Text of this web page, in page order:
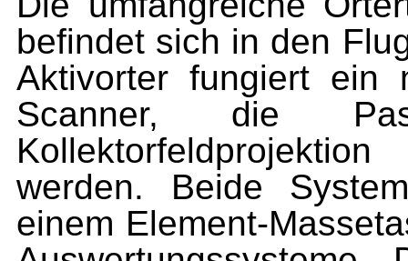
befindet sich in den
Aktivorter fungiert ein
Scanner, die
werden. Beide
einem Element-